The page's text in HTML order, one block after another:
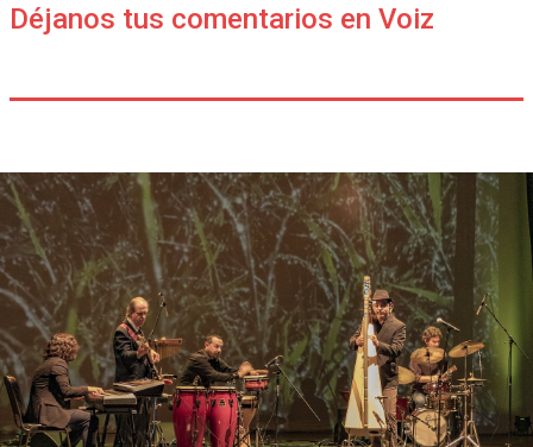
Déjanos tus comentarios en Voiz